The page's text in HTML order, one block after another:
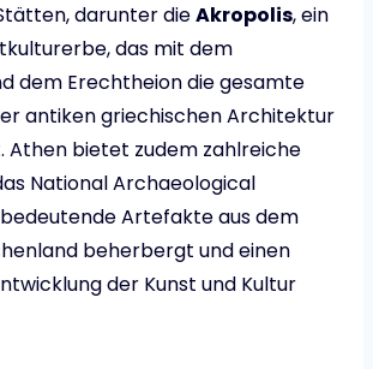
darunter dieAkropolis, ein
das mit dem
dem Erechtheion die gesamte
antiken griechischen Architektur
Athen bietet zudem zahlreiche
National Archaeological
bedeutende Artefakte aus dem
beherbergt und einen
der Kunst und Kultur